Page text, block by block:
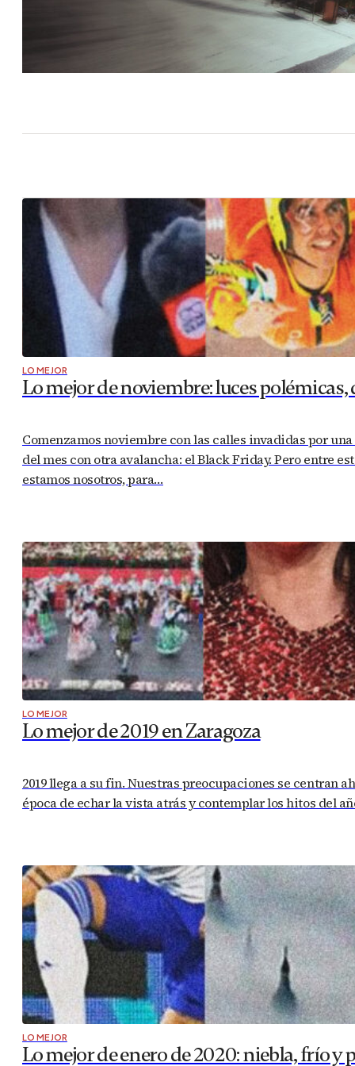
LO MEJOR
Lo mejor de noviembre: luces
Comenzamos noviembre con las calles invadidas por una
del mes con otra avalancha: el Black Friday. Pero entre
estamos nosotros, para…
LO MEJOR
Lo mejor de 2019 en Zaragoza
2019 llega a su fin. Nuestras preocupaciones se centran
época de echar la vista atrás y contemplar los hitos del
LO MEJOR
Lo mejor de enero de 2020: niebla, frío y